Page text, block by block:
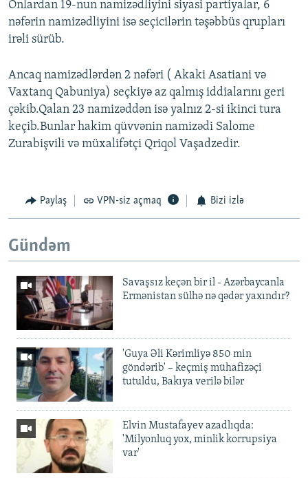
Onlardan 19-nun namizədliyini siyasi partiyalar, 6
nəfərin namizədliyini isə seçicilərin təşəbbüs qrupları
irəli sürüb.
Ancaq namizədlərdən 2 nəfəri ( Akaki Asatiani və
Vaxtanq Qabuniya) seçkiyə az qalmış iddialarını geri
çəkib.Qalan 23 namizəddən isə yalnız 2-si ikinci tura
keçib.Bunlar hakim qüvvənin namizədi Salome
Zurabişvili və müxalifətçi Qriqol Vaşadzedir.
Paylaş VPN-siz açmaq Bizi izlə
Gündəm
Savaşsız keçən bir il - Azərbaycanla
Ermənistan sülhə nə qədər yaxındır?
'Guya Əli Kərimliyə 850 min
göndərib' – keçmiş mühafizəçi
tutuldu, Bakıya verilə bilər
Elvin Mustafayev azadlıqda:
'Milyonluq yox, minlik korrupsiya
var'